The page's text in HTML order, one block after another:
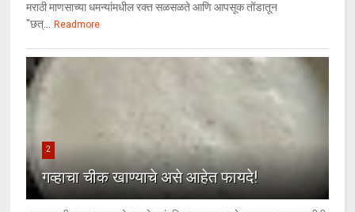
मराठी माणसाच्या धमन्यांमधील रक्त सळसळते आणि आपसूक तोंडातून
"छत्... Readmore
2
गव्हाचा चीक खाण्याचे असे आहेत फायदे!